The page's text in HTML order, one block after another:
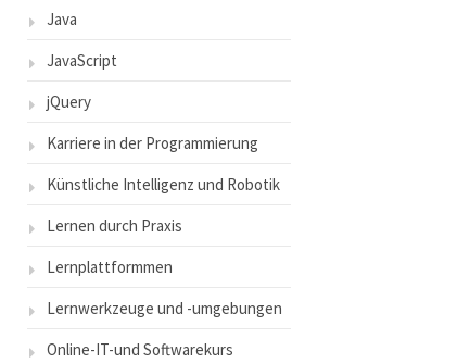
Java
JavaScript
jQuery
Karriere in der Programmierung
Künstliche Intelligenz und Robotik
Lernen durch Praxis
Lernplattformmen
Lernwerkzeuge und -umgebungen
Online-IT-und Softwarekurs